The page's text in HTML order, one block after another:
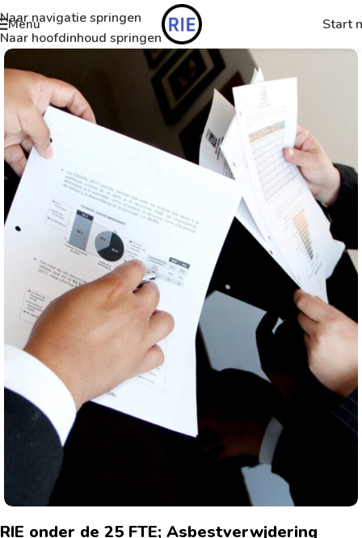
Naar navigatie springen
Naar hoofdinhoud springen
Menu Start
RIE onder de 25 FTE; Asbestverwjdering